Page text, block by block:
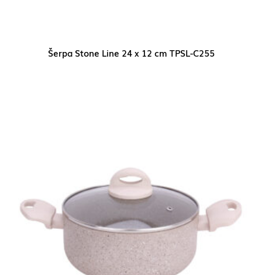
Šerpa Stone Line 24 x 12 cm TPSL-C255